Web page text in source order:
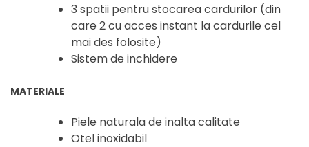
3 spatii pentru stocarea cardurilor (din
care 2 cu acces instant la cardurile cel
mai des folosite)
Sistem de inchidere
MATERIALE
Piele naturala de inalta calitate
Otel inoxidabil